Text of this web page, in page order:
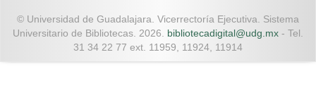
© Universidad de Guadalajara. Vicerrectoría Ejecutiva. Sistema
Universitario de Bibliotecas. 2026. bibliotecadigital@udg.mx - Tel.
31 34 22 77 ext. 11959, 11924, 11914